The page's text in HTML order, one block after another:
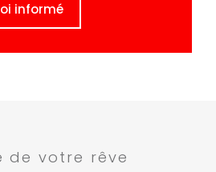
informé
de votre rêve